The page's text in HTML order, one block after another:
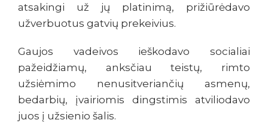
atsakingi už jų platinimą, prižiūrėdavo
užverbuotus gatvių prekeivius.
Gaujos vadeivos ieškodavo socialiai
pažeidžiamų, anksčiau teistų, rimto
užsiėmimo nenusitveriančių asmenų,
bedarbių, įvairiomis dingstimis atviliodavo
juos į užsienio šalis.